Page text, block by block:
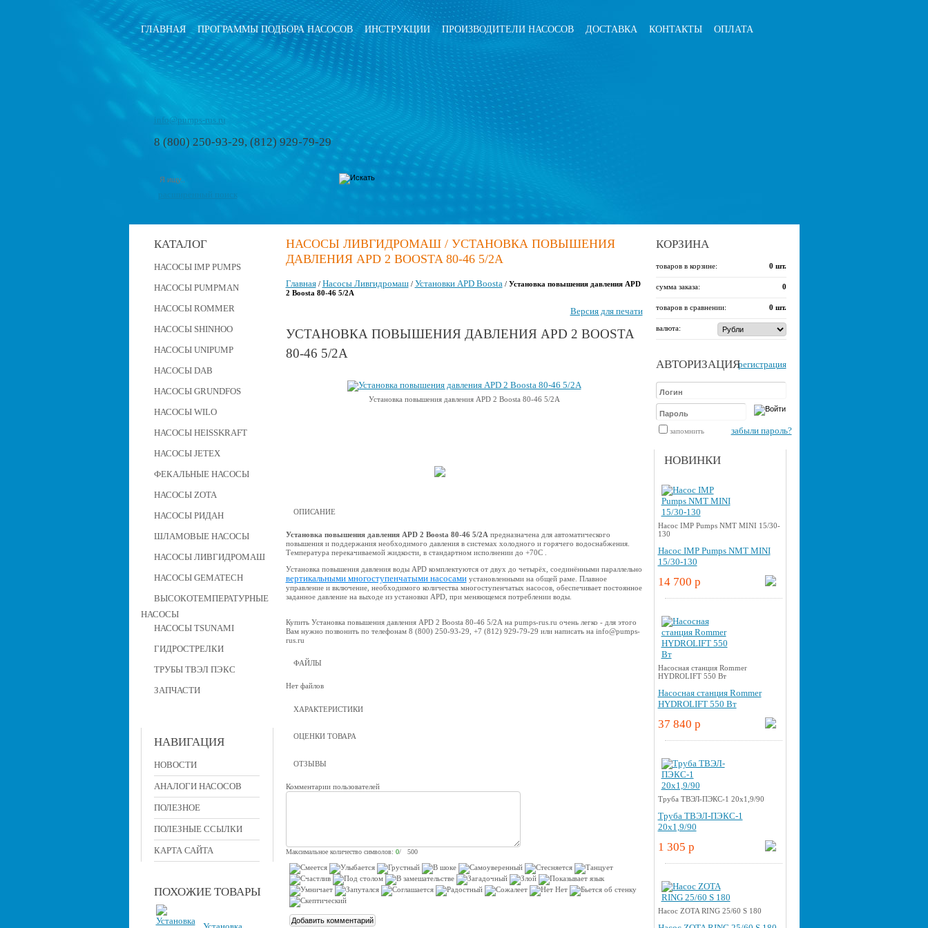
ГЛАВНАЯ ПРОГРАММЫ ПОДБОРА НАСОСОВ ИНСТРУКЦИИ ПРОИЗВОДИТЕЛИ НАСОСОВ ДОСТАВКА КОНТАКТЫ ОПЛАТА
info@pumps-rus.ru
8 (800) 250-93-29, (812) 929-79-29
расширенный поиск
КАТАЛОГ
НАСОСЫ IMP PUMPS
НАСОСЫ PUMPMAN
НАСОСЫ ROMMER
НАСОСЫ SHINHOO
НАСОСЫ UNIPUMP
НАСОСЫ DAB
НАСОСЫ GRUNDFOS
НАСОСЫ WILO
НАСОСЫ HEISSKRAFT
НАСОСЫ JETEX
ФЕКАЛЬНЫЕ НАСОСЫ
НАСОСЫ ZOTA
НАСОСЫ РИДАН
ШЛАМОВЫЕ НАСОСЫ
НАСОСЫ ЛИВГИДРОМАШ
НАСОСЫ GEMATECH
ВЫСОКОТЕМПЕРАТУРНЫЕ
НАСОСЫ
НАСОСЫ TSUNAMI
ГИДРОСТРЕЛКИ
ТРУБЫ ТВЭЛ ПЭКС
ЗАПЧАСТИ
НАВИГАЦИЯ
НОВОСТИ
АНАЛОГИ НАСОСОВ
ПОЛЕЗНОЕ
ПОЛЕЗНЫЕ ССЫЛКИ
КАРТА САЙТА
ПОХОЖИЕ ТОВАРЫ
КОРЗИНА
товаров в корзине: 0 шт.
сумма заказа: 0
товаров в сравнении: 0 шт.
валюта:
АВТОРИЗАЦИЯрегистрация
запомнить забыли пароль?
НОВИНКИ
Насос IMP Pumps NMT MINI 15/30-
130
Насос IMP Pumps NMT MINI
15/30-130
14 700 p
Насосная станция Rommer
HYDROLIFT 550 Вт
Насосная станция Rommer
HYDROLIFT 550 Вт
37 840 p
Труба ТВЭЛ-ПЭКС-1 20x1,9/90
Труба ТВЭЛ-ПЭКС-1
20x1,9/90
1 305 p
Насос ZOTA RING 25/60 S 180
НАСОСЫ ЛИВГИДРОМАШ / УСТАНОВКА ПОВЫШЕНИЯ
ДАВЛЕНИЯ APD 2 BOOSTA 80-46 5/2А
Главная/ Насосы Ливгидромаш/ Установки APD Boosta / Установка повышения давления APD
2 Boosta 80-46 5/2А
Версия для печати
УСТАНОВКА ПОВЫШЕНИЯ ДАВЛЕНИЯ APD 2 BOOSTA
80-46 5/2А
Установка повышения давления APD 2 Boosta 80-46 5/2А
ОПИСАНИЕ
Установка повышения давления APD 2 Boosta 80-46 5/2А предназначена для автоматического
повышения и поддержания необходимого давления в системах холодного и горячего водоснабжения.
Температура перекачиваемой жидкости, в стандартном исполнении до +70С .
Установка повышения давления воды APD комплектуются от двух до четырёх, соединёнными параллельно
вертикальными многоступенчатыми насосамиустановленными на общей раме. Плавное
управление и включение, необходимого количества многоступенчатых насосов, обеспечивает постоянное
заданное давление на выходе из установки APD, при меняющемся потреблении воды.
Купить Установка повышения давления APD 2 Boosta 80-46 5/2А на pumps-rus.ru очень легко - для этого
Вам нужно позвонить по телефонам 8 (800) 250-93-29, +7 (812) 929-79-29 или написать на info@pumps-
rus.ru
ФАЙЛЫ
Нет файлов
ХАРАКТЕРИСТИКИ
ОЦЕНКИ ТОВАРА
ОТЗЫВЫ
Комментарии пользователей
Максимальное количество символов: 0/ 500